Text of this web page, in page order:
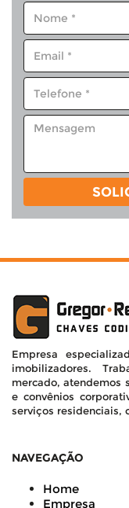
Empresa
imobilizadores.
mercado, atendemos
e convênios
serviços residenciais,
NAVEGAÇÃO
Home
Empresa